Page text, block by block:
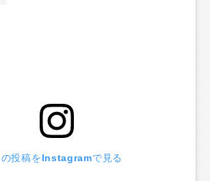
の投稿をInstagramで見る